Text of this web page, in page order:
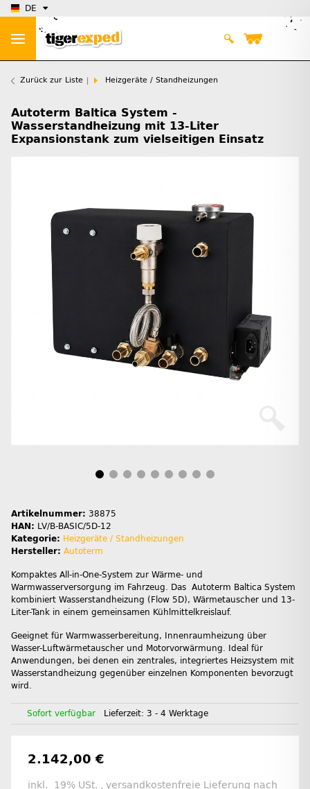
DE
Zurück zur Liste Heizgeräte / Standheizungen
Autoterm Baltica System -
Wasserstandheizung mit 13-Liter
Expansionstank zum vielseitigen Einsatz
Artikelnummer: 38875
HAN: LV/B-BASIC/5D-12
Kategorie: Heizgeräte / Standheizungen
Hersteller: Autoterm
Kompaktes All-in-One-System zur Wärme- und
Warmwasserversorgung im Fahrzeug. Das Autoterm Baltica System
kombiniert Wasserstandheizung (Flow 5D), Wärmetauscher und 13-
Liter-Tank in einem gemeinsamen Kühlmittelkreislauf.
Geeignet für Warmwasserbereitung, Innenraumheizung über
Wasser-Luftwärmetauscher und Motorvorwärmung. Ideal für
Anwendungen, bei denen ein zentrales, integriertes Heizsystem mit
Wasserstandheizung gegenüber einzelnen Komponenten bevorzugt
wird.
Sofort verfügbar Lieferzeit: 3 - 4 Werktage
2.142,00 €
inkl. 19% USt. , versandkostenfreie Lieferung nach